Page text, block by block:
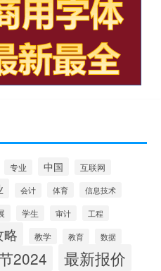
专业 中国
互联网
会计 体育 信息技术
学生 审计 工程
略 教学 教育 数据
2024 最新报价